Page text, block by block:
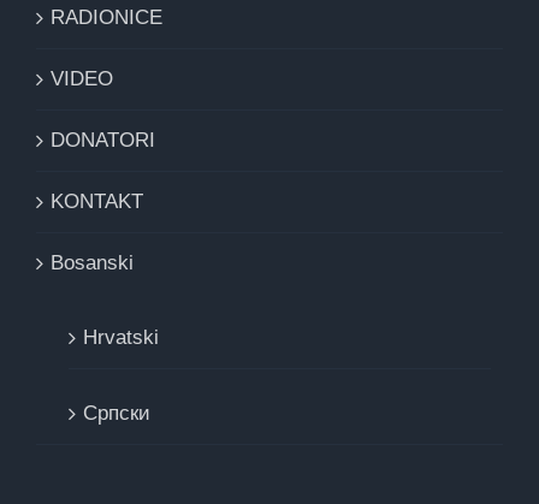
RADIONICE
VIDEO
DONATORI
KONTAKT
Bosanski
Hrvatski
Cрпски